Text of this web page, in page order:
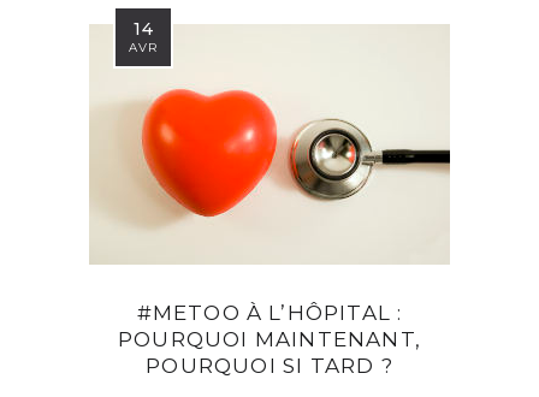
14
AVR
#METOO À L’HÔPITAL :
POURQUOI MAINTENANT,
POURQUOI SI TARD ?